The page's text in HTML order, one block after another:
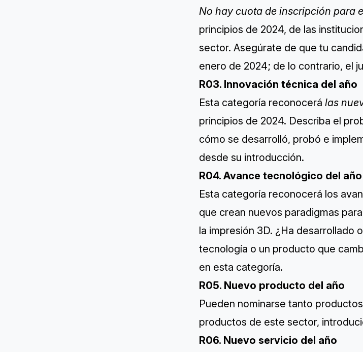
No hay cuota de inscripción para
principios de 2024, de las
sector. Asegúrate de que tu
enero de 2024; de lo contrario, el
R03. Innovación técnica del año
Esta categoría reconocerá las
principios de 2024. Describa el
cómo se desarrolló, probó e
desde su introducción.
R04. Avance tecnológico del año
Esta categoría reconocerá los
que crean nuevos paradigmas
la impresión 3D. ¿Ha desarrollado
tecnología o un producto que
en esta categoría.
R05. Nuevo producto del año
Pueden nominarse tanto
productos de este sector,
R06. Nuevo servicio del año